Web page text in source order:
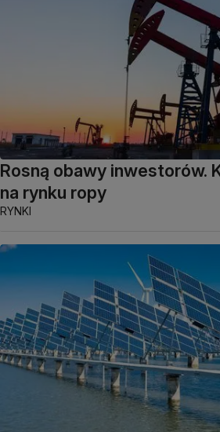
Rosną obawy inwestorów.
na rynku ropy
RYNKI